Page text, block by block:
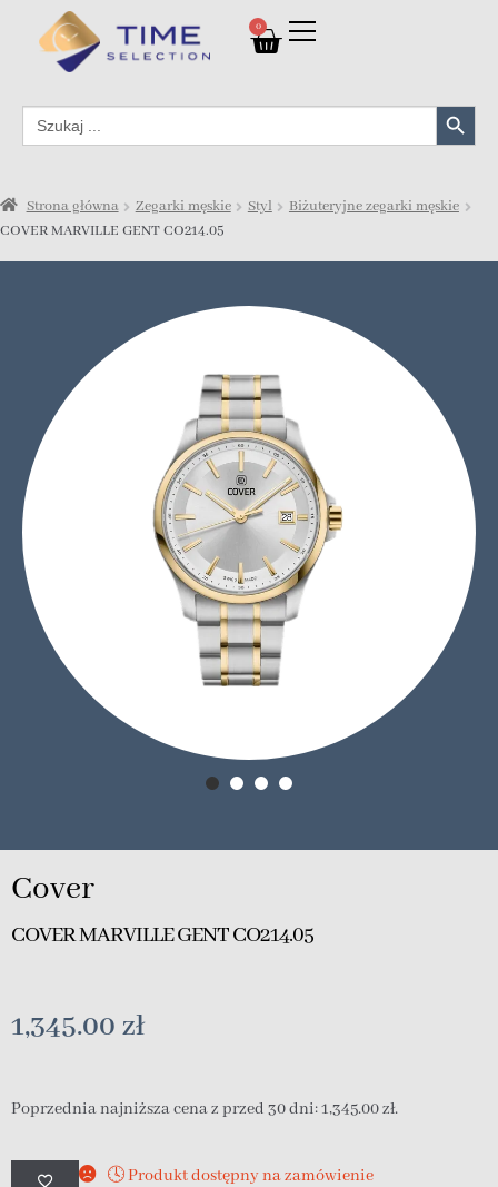
0
Search
for:
Search Button
Strona główna Zegarki męskie Styl
Biżuteryjne zegarki męskie
COVER MARVILLE GENT CO214.05
Cover
COVER MARVILLE GENT CO214.05
1,345.00 zł
Poprzednia najniższa cena z przed 30 dni:1,345.00zł.
🕓 Produkt dostępny na zamówienie